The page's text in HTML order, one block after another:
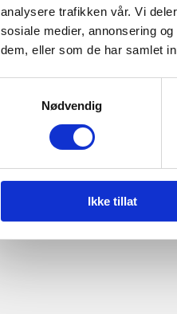
analysere trafikken vår. Vi
sosiale medier, annonsering
dem, eller som de har samlet
Nødvendig
Ikke tillat